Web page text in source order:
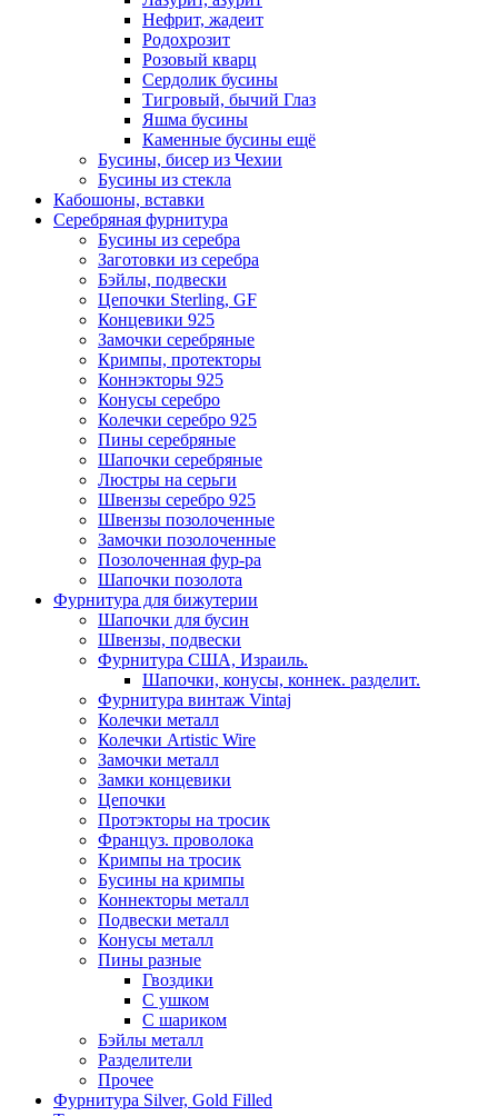
Нефрит, жадеит
Родохрозит
Розовый кварц
Сердолик бусины
Тигровый, бычий Глаз
Яшма бусины
Каменные бусины ещё
Бусины, бисер из Чехии
Бусины из стекла
Кабошоны, вставки
Серебряная фурнитура
Бусины из серебра
Заготовки из серебра
Бэйлы, подвески
Цепочки Sterling, GF
Концевики 925
Замочки серебряные
Кримпы, протекторы
Коннэкторы 925
Конусы серебро
Колечки серебро 925
Пины серебряные
Шапочки серебряные
Люстры на серьги
Швензы серебро 925
Швензы позолоченные
Замочки позолоченные
Позолоченная фур-ра
Шапочки позолота
Фурнитура для бижутерии
Шапочки для бусин
Швензы, подвески
Фурнитура США, Израиль.
Шапочки, конусы, коннек. разделит.
Фурнитура винтаж Vintaj
Колечки металл
Колечки Artistic Wire
Замочки металл
Замки концевики
Цепочки
Протэкторы на тросик
Француз. проволока
Кримпы на тросик
Бусины на кримпы
Коннекторы металл
Подвески металл
Конусы металл
Пины разные
Гвоздики
С ушком
С шариком
Бэйлы металл
Разделители
Прочее
Фурнитура Silver, Gold Filled